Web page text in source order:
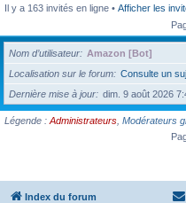
Il y a 163 invités en ligne • Afficher les
Nom d’utilisateur
Amazon [Bot]
Localisation sur le forum
Consulte un
Dernière mise à jour
dim. 9 août 2026
Légende : Administrateurs Modérateurs
Index du forum